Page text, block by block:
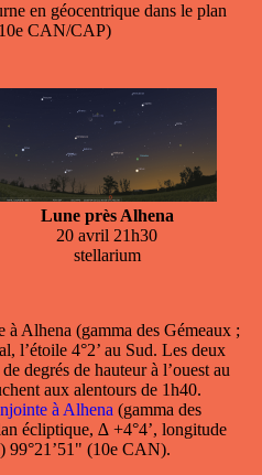
en géocentrique dans le plan
CAN/CAP)
Lune près Alhena
20 avril 21h30
stellarium
à Alhena (gamma des Gémeaux ;
l’étoile 4°2’ au Sud. Les deux
degrés de hauteur à l’ouest au
aux alentours de 1h40.
à Alhena (gamma des
écliptique, ∆ +4°4’, longitude
99°21’51" (10e CAN).